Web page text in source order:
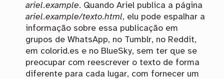
ariel.example. Quando Ariel publica a página
ariel.example/texto.html, elu pode espalhar a
informação sobre essa publicação em
grupos de WhatsApp, no Tumblr, no Reddit,
em colorid.es e no BlueSky, sem ter que se
preocupar com reescrever o texto de forma
diferente para cada lugar, com fornecer um